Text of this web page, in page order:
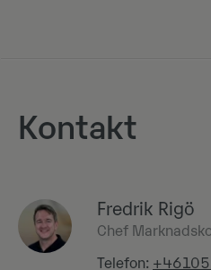
Kontakt
Fredrik Rigö
Chef
Telefon: